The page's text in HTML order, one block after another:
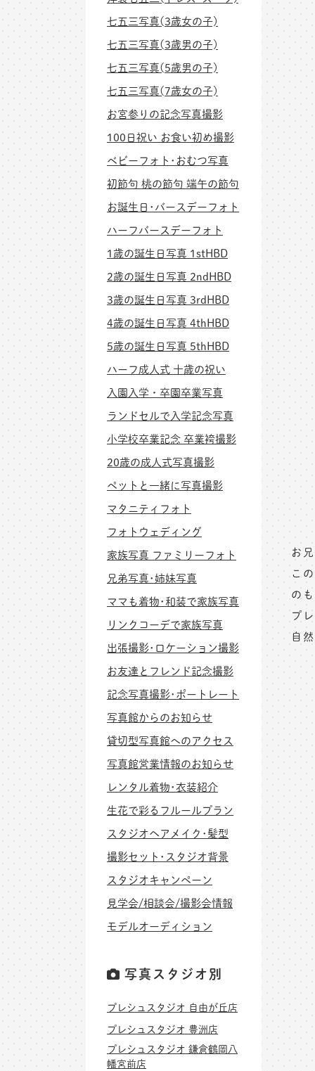
お
こ
の
プ
自
七五三写真(3歳女の子)
七五三写真(3歳男の子)
七五三写真(5歳男の子)
七五三写真(7歳女の子)
お宮参りの記念写真撮影
100日祝い お食い初め撮影
ベビーフォト･おむつ写真
初節句 桃の節句 端午の節句
お誕生日･バースデーフォト
ハーフバースデーフォト
1歳の誕生日写真 1stHBD
2歳の誕生日写真 2ndHBD
3歳の誕生日写真 3rdHBD
4歳の誕生日写真 4thHBD
5歳の誕生日写真 5thHBD
ハーフ成人式 十歳の祝い
入園入学・卒園卒業写真
ランドセルで入学記念写真
小学校卒業記念 卒業袴撮影
20歳の成人式写真撮影
ペットと一緒に写真撮影
マタニティフォト
フォトウェディング
家族写真 ファミリーフォト
兄弟写真･姉妹写真
ママも着物･和装で家族写真
リンクコーデで家族写真
出張撮影･ロケーション撮影
お友達とフレンド記念撮影
記念写真撮影･ポートレート
写真館からのお知らせ
貸切型写真館へのアクセス
写真館営業情報のお知らせ
レンタル着物･衣装紹介
生花で彩るフルールプラン
スタジオヘアメイク･髪型
撮影セット･スタジオ背景
スタジオキャンペーン
見学会/相談会/撮影会情報
モデルオーディション
写真スタジオ別
プレシュスタジオ 自由が丘店
プレシュスタジオ 豊洲店
プレシュスタジオ 鎌倉鶴岡八
幡宮前店